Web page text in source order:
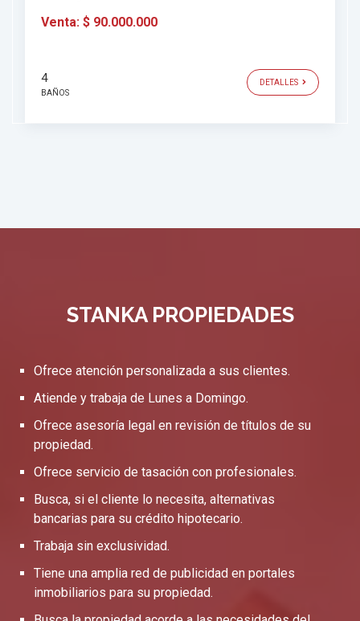
Venta: $ 90.000.000
4
BAÑOS
DETALLES
STANKA PROPIEDADES
Ofrece atención personalizada a sus clientes.
Atiende y trabaja de Lunes a Domingo.
Ofrece asesoría legal en revisión de títulos de su
propiedad.
Ofrece servicio de tasación con profesionales.
Busca, si el cliente lo necesita, alternativas
bancarias para su crédito hipotecario.
Trabaja sin exclusividad.
Tiene una amplia red de publicidad en portales
inmobiliarios para su propiedad.